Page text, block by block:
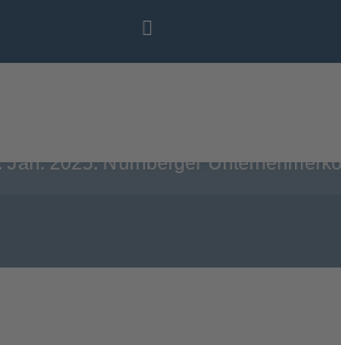
Jan. 2025: Nürnberger